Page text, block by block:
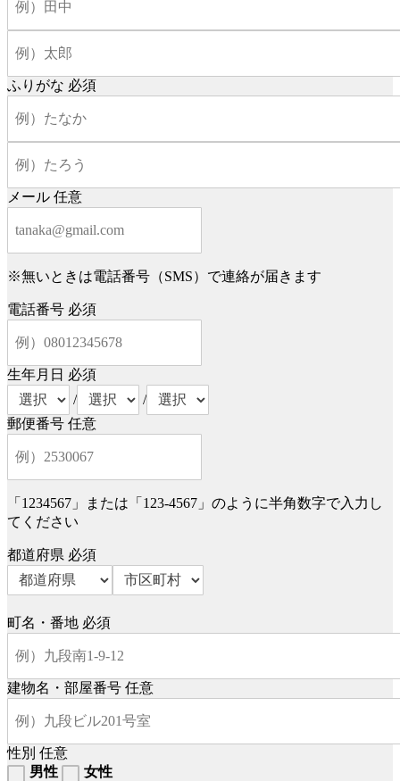
ふりがな 必須
メール 任意
※無いときは電話番号（SMS）で連絡が届きます
電話番号 必須
生年月日 必須
/
/
郵便番号 任意
「1234567」または「123-4567」のように半角数字で入力し
てください
都道府県 必須
町名・番地 必須
建物名・部屋番号 任意
性別 任意
男性
女性